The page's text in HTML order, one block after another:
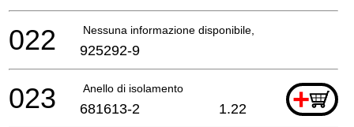
Nessuna informazione disponibile, non ordinabile
022 925292-9
Anello di isolamento +
023 681613-2 1.22